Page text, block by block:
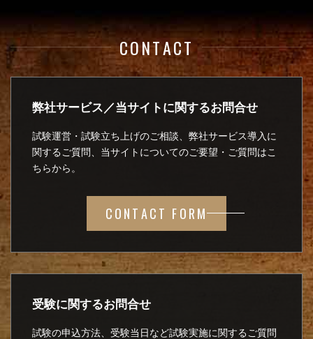
CONTACT
弊社サービス／当サイトに関するお問合せ
試験運営・試験立ち上げのご相談、弊社サービス導入に
関するご質問、当サイトについてのご要望・ご質問はこ
ちらから。
CONTACT FORM
受験に関するお問合せ
試験の申込方法、受験当日など試験実施に関するご質問